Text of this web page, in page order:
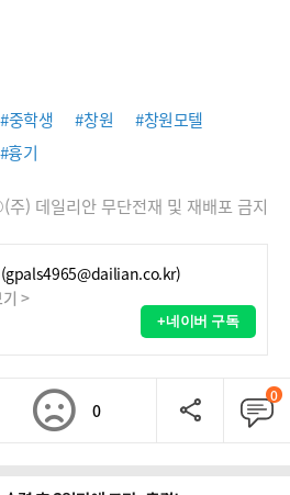
#중학생 #창원
#창원모텔
#흉기
주) 데일리안 무단전재 및 재배포 금지
(gpals4965@dailian.co.kr)
>
+네이버 구독
0
0